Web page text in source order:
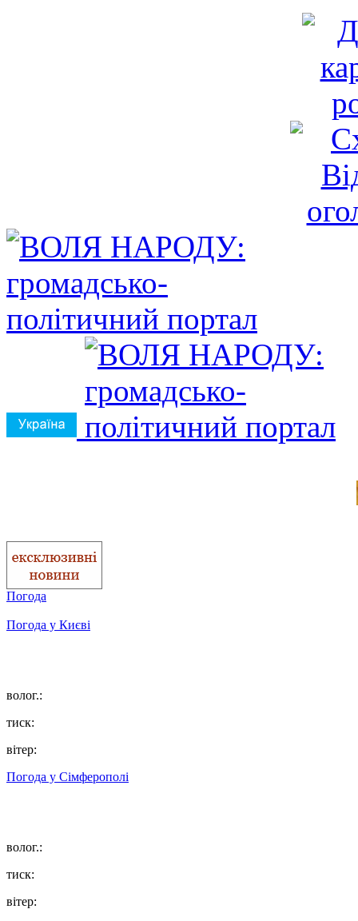
Погода
Погода у Києві
волог.:
тиск:
вітер:
Погода у Сімферополі
волог.:
тиск:
вітер: